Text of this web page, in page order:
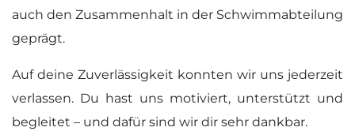
auch den Zusammenhalt in der Schwimmabteilung
geprägt.
Auf deine Zuverlässigkeit konnten wir uns jederzeit
verlassen. Du hast uns motiviert, unterstützt und
begleitet – und dafür sind wir dir sehr dankbar.